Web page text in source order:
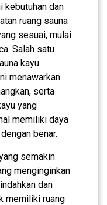
kebutuhan dan
ruang sauna
sesuai, mulai
Salah satu
kayu.
menawarkan
serta
yang
memiliki daya
benar.
semakin
menginginkan
dan
memiliki ruang